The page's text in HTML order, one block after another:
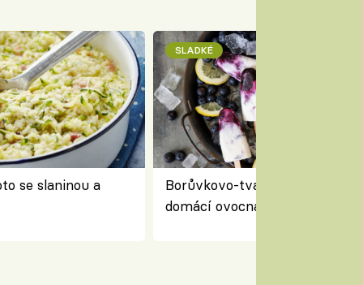
se slaninou a
SLADKÉ
Borůvkovo-tvarohové nanuky
domácí ovocná zmrzlina na